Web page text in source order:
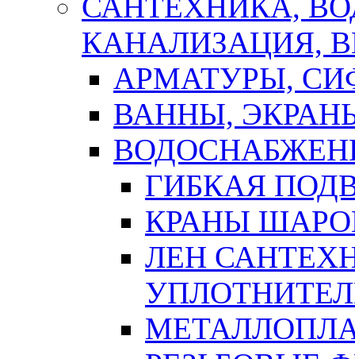
САНТЕХНИКА,
КАНАЛИЗАЦИЯ,
АРМАТУРЫ,
ВАННЫ,
ГИБКАЯ
КРАНЫ
ЛЕН